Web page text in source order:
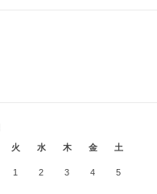
火 水 木 金 土
1 2 3 4 5